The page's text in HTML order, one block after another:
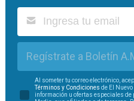
Regístrate a Boletín
Al someter tu correo electrónico,
Términos y Condiciones de El
información u ofertas especiales de